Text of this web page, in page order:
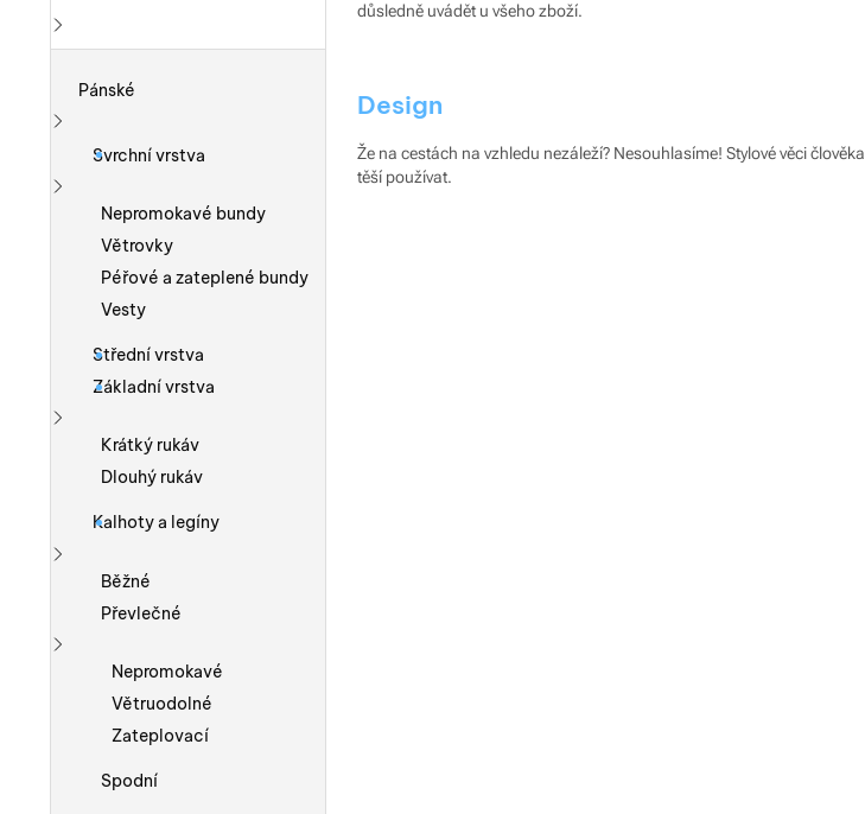
důsledně uvádět u všeho zboží.
Design
Že na cestách na vzhledu nezáleží? Nesouhlasíme! Stylové věci člověka
těší používat.
Pánské
Zobrazit více
Svrchní vrstva
Zobrazit více
Nepromokavé bundy
Větrovky
Péřové a zateplené bundy
Vesty
Střední vrstva
Základní vrstva
Zobrazit více
Krátký rukáv
Dlouhý rukáv
Kalhoty a legíny
Zobrazit více
Běžné
Převlečné
Zobrazit více
Nepromokavé
Větruodolné
Zateplovací
Spodní